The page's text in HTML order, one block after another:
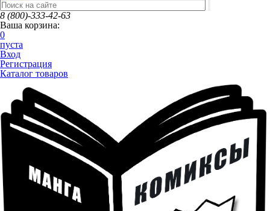
8 (800)-333-42-63
Ваша корзина:
0
пуста
Вход
Регистрация
Каталог товаров